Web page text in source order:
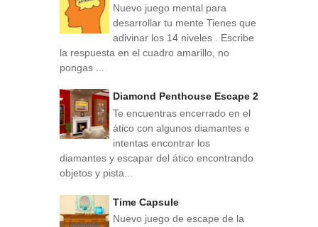
Nuevo juego mental para
desarrollar tu mente Tienes que
adivinar los 14 niveles . Escribe
la respuesta en el cuadro amarillo, no
pongas ...
Diamond Penthouse Escape 2
Te encuentras encerrado en el
ático con algunos diamantes e
intentas encontrar los
diamantes y escapar del ático encontrando
objetos y pista...
Time Capsule
Nuevo juego de escape de la